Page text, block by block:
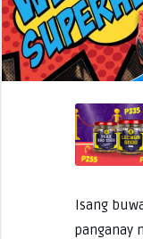
Isang
panganay